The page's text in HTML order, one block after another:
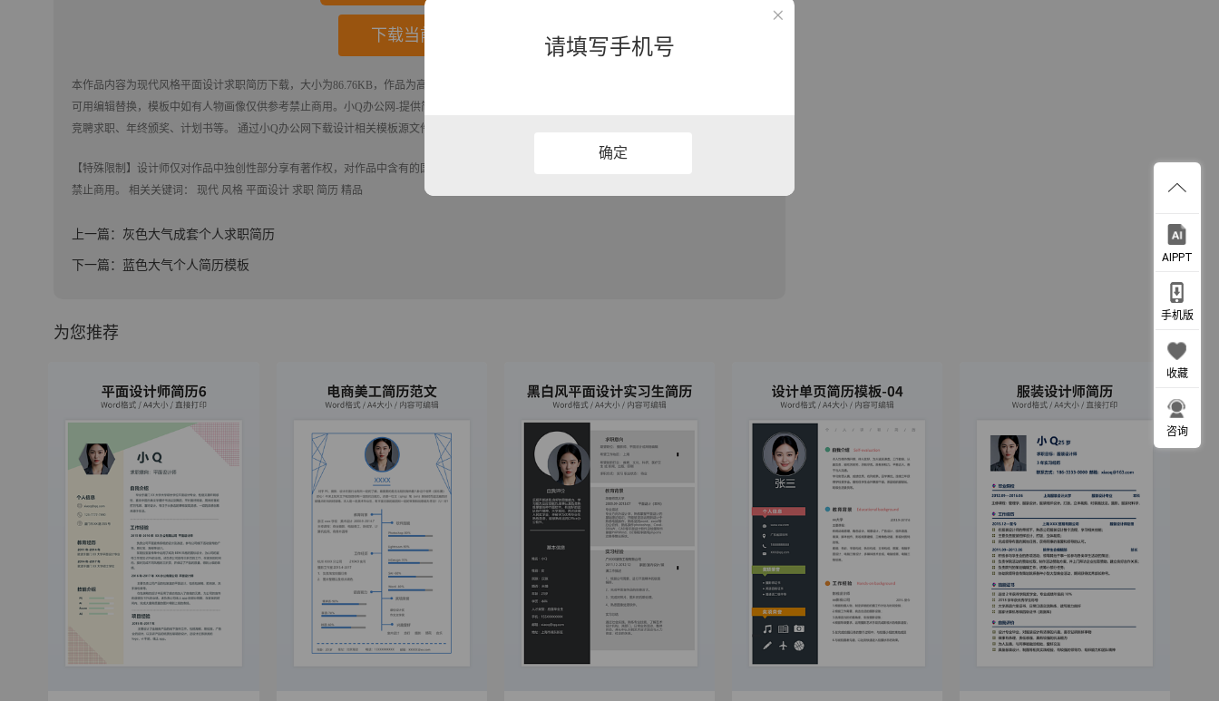
下载当前模板
本作品内容为现代风格平面设计求职简历下载，大小为86.76KB，作品为高清大图模板，格式为docx， 属于
可用编辑替换，模板中如有人物画像仅供参考禁止商用。 小Q办公网-提供简历,PPT,Word,Excel优质模板素材下载
竞聘求职、年终颁奖、计划书等。 通过小Q办公网下载设计相关模板源文件编辑修改源文件文字和图片即可使用。
【特殊限制】设计师仅对作品中独创性部分享有著作权，对作品中含有的国旗、国徽等政治图案不享有权利，仅作为作品整体效果的示例展示，
禁止商用。 相关关键词： 现代 风格 平面设计 求职 简历 精品
上一篇：灰色大气成套个人求职简历
下一篇：蓝色大气个人简历模板
为您推荐
AIPPT
手机版
收藏
咨询
请填写手机号
确定